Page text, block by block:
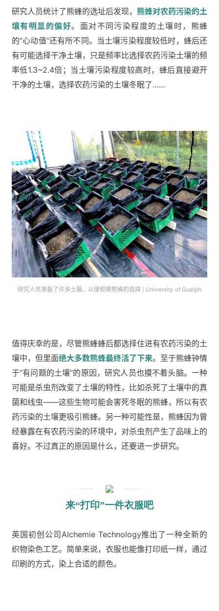
研究人员统计了熊蜂的选址后发现， 熊蜂对农药污染的土
壤有明显的偏好。 面对不同污染程度的土壤时，熊蜂
的“心动值”还有所不同。当土壤污染程度较低时，蜂后还
有可能选择干净土壤，只是频率比选择农药污染土壤的频
率低1.3~2.4倍；当土壤污染程度较高时，蜂后直接避开
干净的土壤，选择农药污染的土壤冬眠了……
研究人员准备了许多土箱，以便观察熊蜂的选择 | University of Guelph
值得庆幸的是，尽管熊蜂蜂后都选择住进有农药污染的土
壤中，但里面绝大多数熊蜂最终活了下来。至于熊蜂钟情
于“有问题的土壤”的原因，研究人员也摸不着头脑。一种
可能是杀虫剂改变了土壤的特性，比如杀死了土壤中的真
菌和线虫——这些生物可能会害死冬眠的熊蜂，所以有农
药污染的土壤更吸引熊蜂。另一种可能性是，熊蜂因为曾
经暴露在有农药污染的环境中，对杀虫剂产生了品味上的
喜好。不过真正的原因是什么，还要进一步研究。
来“打印”一件衣服吧
英国初创公司Alchemie Technology推出了一种全新的
织物染色工艺。简单来说，衣服也能像打印纸一样，通过
印刷的方式，染上合适的颜色。